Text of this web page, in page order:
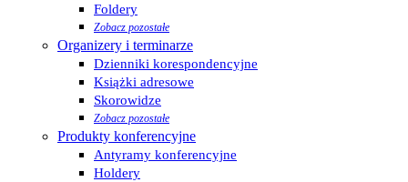
Foldery
Zobacz pozostałe
Organizery i terminarze
Dzienniki korespondencyjne
Książki adresowe
Skorowidze
Zobacz pozostałe
Produkty konferencyjne
Antyramy konferencyjne
Holdery